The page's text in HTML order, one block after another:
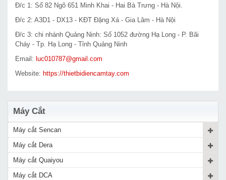
Đ/c 1: Số 82 Ngõ 651 Minh Khai - Hai Bà Trưng - Hà Nội.
Đ/c 2: A3D1 - DX13 - KĐT Đặng Xá - Gia Lâm - Hà Nội
Đ/c 3: chi nhánh Quảng Ninh: Số 1052 đường Hạ Long - P. Bãi
Cháy - Tp. Hạ Long - Tỉnh Quảng Ninh
Email: luc010787@gmail.com
Website: https://thietbidiencamtay.com
Máy Cắt
Máy cắt Sencan
Máy cắt Dera
Máy cắt Quaiyou
Máy cắt DCA